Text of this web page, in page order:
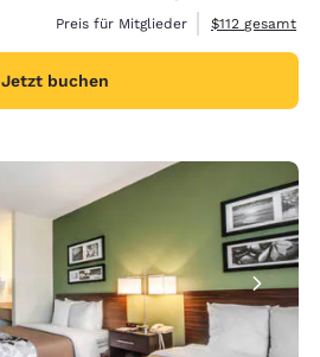
Preis für Mitglieder
Geschätzte
$112 gesamt
Jetzt buchen